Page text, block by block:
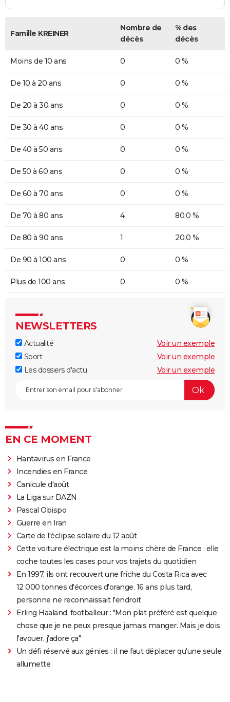
Famille KREINER
Nombre de
décès
% des
décès
Moins de 10 ans 0 0 %
De 10 à 20 ans 0 0 %
De 20 à 30 ans 0 0 %
De 30 à 40 ans 0 0 %
De 40 à 50 ans 0 0 %
De 50 à 60 ans 0 0 %
De 60 à 70 ans 0 0 %
De 70 à 80 ans 4 80,0 %
De 80 à 90 ans 1 20,0 %
De 90 à 100 ans 0 0 %
Plus de 100 ans 0 0 %
NEWSLETTERS
Actualité
Voir un exemple
Sport
Voir un exemple
Les dossiers d'actu
Voir un exemple
EN CE MOMENT
Hantavirus en France
Incendies en France
Canicule d'août
La Liga sur DAZN
Pascal Obispo
Guerre en Iran
Carte de l'éclipse solaire du 12 août
Cette voiture électrique est la moins chère de France : elle
coche toutes les cases pour vos trajets du quotidien
En 1997, ils ont recouvert une friche du Costa Rica avec
12 000 tonnes d'écorces d'orange. 16 ans plus tard,
personne ne reconnaissait l'endroit
Erling Haaland, footballeur : "Mon plat préféré est quelque
chose que je ne peux presque jamais manger. Mais je dois
l'avouer, j'adore ça"
Un défi réservé aux génies : il ne faut déplacer qu'une seule
allumette